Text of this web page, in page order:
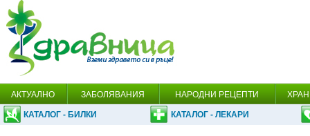
АКТУАЛНО ЗАБОЛЯВАНИЯ НАРОДНИ РЕЦЕПТИ
КАТАЛОГ - БИЛКИ КАТАЛОГ - ЛЕКАРИ